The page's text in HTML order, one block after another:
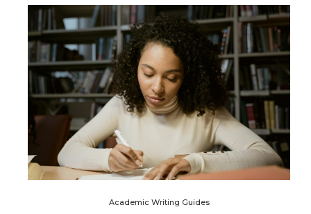
Academic Writing Guides